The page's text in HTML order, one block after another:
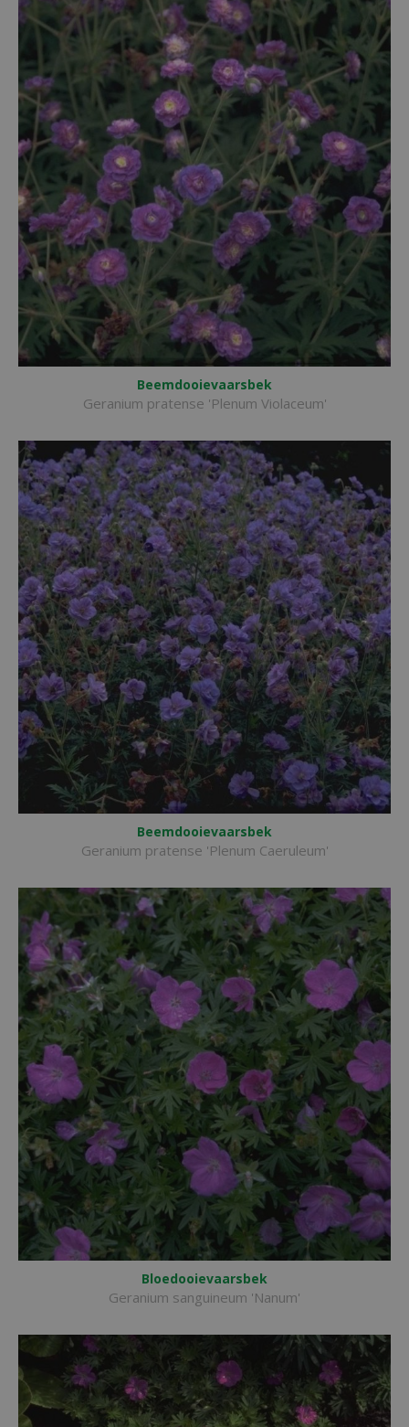
Beemdooievaarsbek
Geranium pratense 'Plenum Violaceum'
Beemdooievaarsbek
Geranium pratense 'Plenum Caeruleum'
Bloedooievaarsbek
Geranium sanguineum 'Nanum'